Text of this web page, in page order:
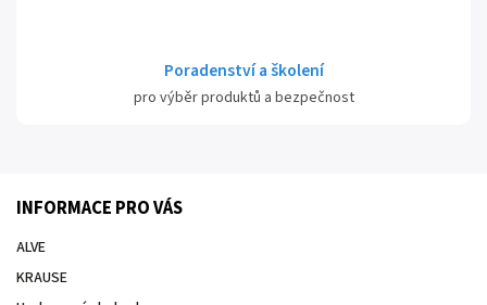
Poradenství a školení
pro výběr produktů a bezpečnost
INFORMACE PRO VÁS
ALVE
KRAUSE